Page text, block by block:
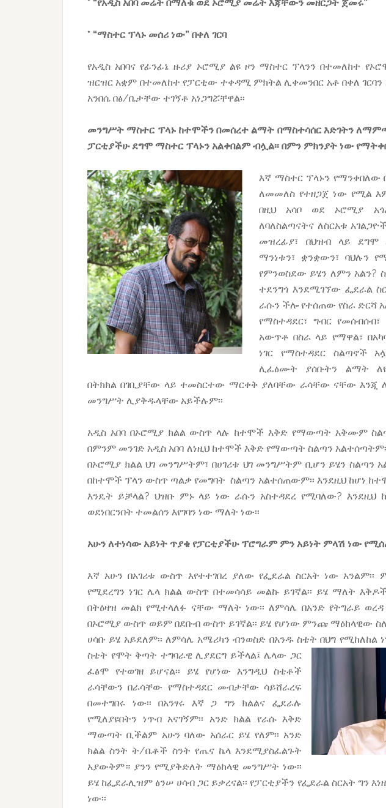
* “የአዲስ አበባ መሬት በማለቁ ወደ ኦሮሚያ መሬት እጃቸውን መዘርጋት ጀመሩ”
* “ማስተር ፕላኑ መሰሪ ነው” በቀለ ገርባ
የአዲስ አበባና የፊንፊኔ ዙሪያ ኦሮሚያ ልዩ ዞን ማስተር ፕላንን በተመለከተ
ዝርዝር አቋም በተመለከተ የፓርቲው ተቀዳሚ ምክትል ሊቀመንበር አቶ በቀለ
አንበሴ በፅ/ቤታቸው ተገኝቶ አነጋግሯቸዋል፡፡
መንግሥት ማስተር ፕላኑ ከተሞችን በመሰረተ ልማት በማስተሳሰር እድገትን
ፓርቲያችሁ ደግሞ ማስተር ፕላኑን አልቀበልም ብሏል፡፡ በምን ምክንያት ነው
እኛ ማስተር ፕላኑን የማንቀበለው
ለመመለስ የተዘጋጀ ነው የሚል
በዚህ አሳቦ ወደ ኦሮሚያ
ለባለስልጣናትና ለስርአቱ
መዝረፊያ፣ በህዝብ ላይ
ማንነቱን፣ ቋንቋውን፣ ባህሉን
የምንወስደው ይሄን ለምን አልን?
ተደንግጎ እንደሚገኘው ፌደራል
ራሱን ችሎ የተሰጠው የስራ ድርሻ
የማስተዳደር፣ ግብር
አውጥቶ በስራ ላይ የማዋል፣
ነገር የማስተዳደር ስልጣኖች
ሊፈፅሙት ያሰቡትን ልማት
በትክክል በገቢያቸው ላይ ተመስርተው ማርቀቅ ያለባቸው ራሳቸው ናቸው
መንግሥት ሊያቅዱላቸው አይችሉም፡፡
አዲስ አበባ በኦሮሚያ ክልል ውስጥ ላሉ ከተሞች እቅድ የማውጣት አቅሙም
በምንም መንገድ አዲስ አበባ ለነዚህ ከተሞች እቅድ የማውጣት ስልጣን
በኦሮሚያ ክልል ህገ መንግሥትም፣ በሀገሪቱ ህገ መንግሥትም ቢሆን ይሄን ስልጣን
በከተሞች ፕላን ውስጥ ጣልቃ የመግባት ስልጣን አልተሰጠውም፡፡ እንደዚህ ከሆነ
እንዴት ይቻላል? ህዝቡ ምኑ ላይ ነው ራሱን አስተዳደረ የሚባለው? እንደዚህ
ወደነበርንበት ተመልሰን እየገባን ነው ማለት ነው፡፡
አሁን ለተነሳው አይነት ጥያቄ የፓርቲያችሁ ፕሮግራም ምን አይነት ምላሽ ነው
እኛ አሁን በአገሪቱ ውስጥ እየተተገበረ ያለው የፌደራል ስርአት ነው
የሚደረግን ነገር ሌላ ክልል ውስጥ በተመሳሳይ መልኩ ይገኛል፡፡ ይሄ ማለት
በትዕዛዝ መልክ የሚተላለፉ ናቸው ማለት ነው፡፡ ለምሳሌ በአንድ የትግራይ
በኦሮሚያ ውስጥ ወይም በደቡብ ውስጥ ይገኛል፡፡ ይሄ የሆነው ምንጩ ማዕከላዊው
ሀሳቡ ይሄ አይደለም፡፡ ለምሳሌ አሜሪካን ብንወስድ በአንዱ ስቴት በህግ የሚከለከል
ስቴት የሞት ቅጣት ተግባራዊ ሊያደርግ ይችላል፤ ሌላው ጋር
ፈፅሞ የተወገዘ ይሆናል፡፡ ይሄ የሆነው እንግዲህ ስቴቶች
ራሳቸውን በራሳቸው የማስተዳደር መብታቸው ሳይሸራረፍ
በመተግበሩ ነው፡፡ በአንፃሩ እኛ ጋ ግን ክልልና ፌደራሉ
የሚለያዩበትን ነጥብ አናገኝም፡፡ አንድ ክልል የራሱ እቅድ
ማውጣት ቢችልም አሁን ባለው አሰራር ይሄ የለም፡፡ አንድ
ክልል ስንት ት/ቤቶች ስንት የጤና ኬላ እንደሚያስፈልጉት
አያውቅም። ያንን የሚያቅድለት ማዕከላዊ መንግሥት ነው፡፡
ይሄ ከፌደራሊዝም ፅንሠ ሀሳብ ጋር ይቃረናል፡፡ የፓርቲያችን የፌደራል ስርአት ግን
ነው፡፡